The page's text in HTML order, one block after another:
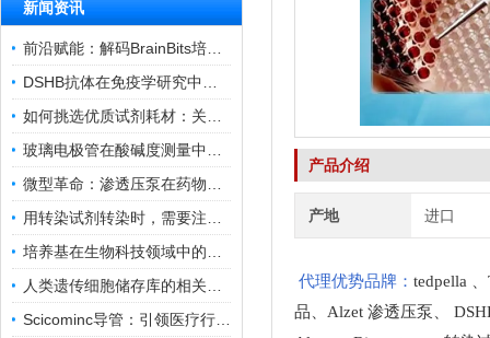
新闻资讯
产品介绍
产地 进口
代理优势品牌： tedpella
品
Alzet 渗透压泵